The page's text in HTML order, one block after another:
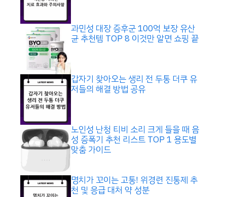
과민성 대장 증후군 100억 보장 유산
균 추천템 TOP 8 이것만 알면 쇼핑 끝
갑자기 찾아오는 생리 전 두통 더쿠 유
저들의 해결 방법 공유
노인성 난청 티비 소리 크게 들을 때 음
성 증폭기 추천 리스트 TOP 1 용도별
맞춤 가이드
명치가 꼬이는 고통! 위경련 진통제 추
천 및 응급 대처 약 성분